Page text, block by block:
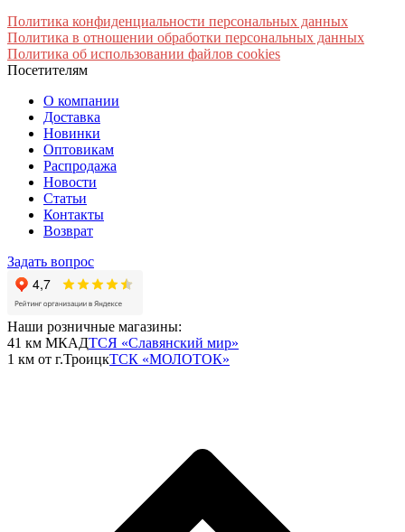
Политика конфиденциальности персональных данных
Политика в отношении обработки персональных данных
Политика об использовании файлов cookies
Посетителям
О компании
Доставка
Новинки
Оптовикам
Распродажа
Новости
Статьи
Контакты
Возврат
Задать вопрос
Наши розничные магазины:
41 км МКАДТСЯ «Славянский мир»
1 км от г.ТроицкТСК «МОЛОТОК»